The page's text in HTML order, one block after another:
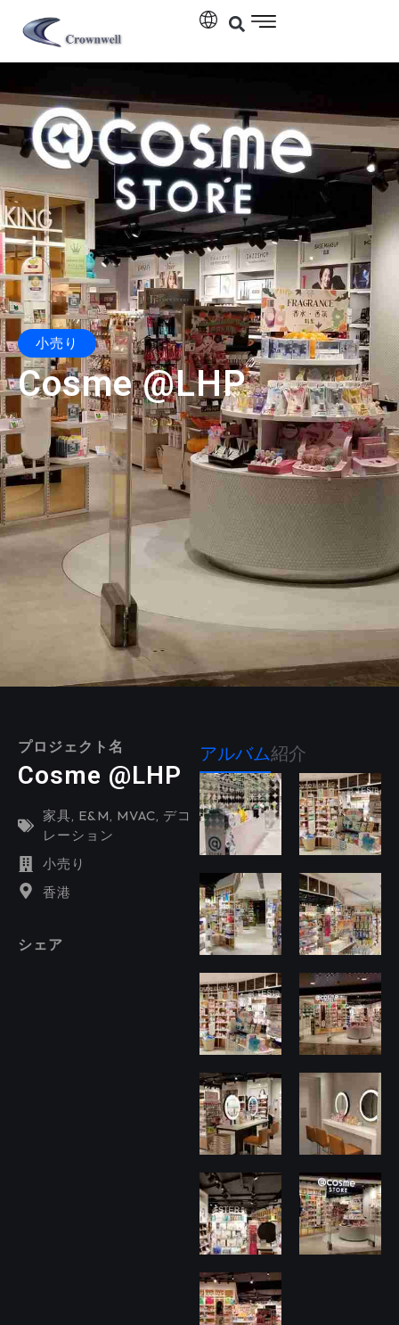
小売り
Cosme @LHP
プロジェクト名
Cosme @LHP
家具, E&M, MVAC, デコ
レーション
小売り
香港
シェア
アルバム紹介